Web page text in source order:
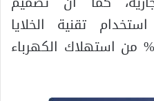
تقنية الخلايا
الشمسية والتي توفر 20% من استهلاك الكهرباء